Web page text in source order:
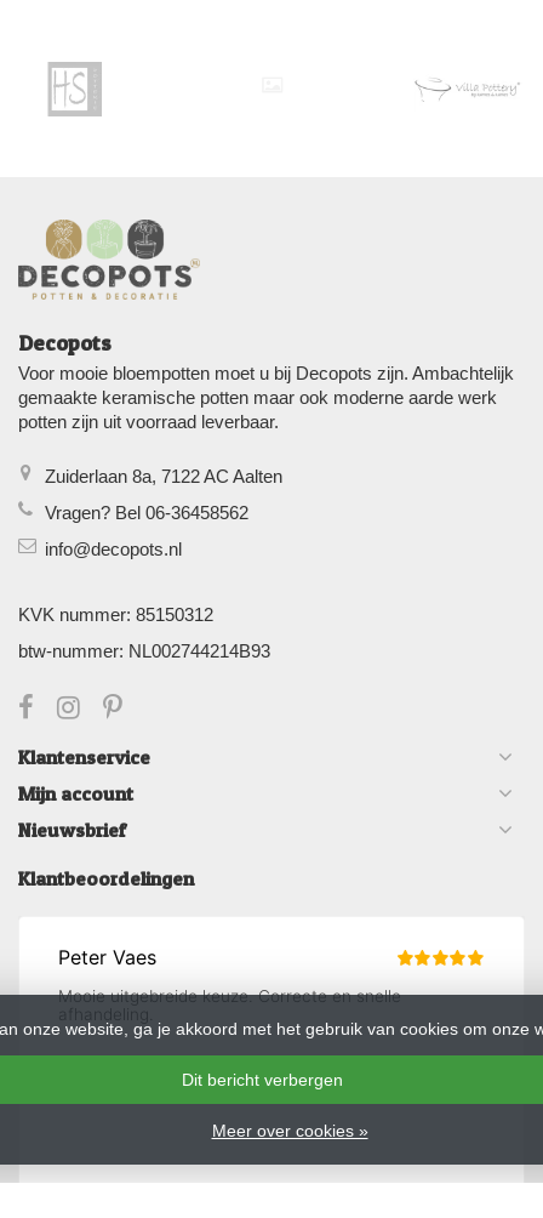
Decopots
Voor mooie bloempotten moet u bij Decopots zijn. Ambachtelijk
gemaakte keramische potten maar ook moderne aarde werk
potten zijn uit voorraad leverbaar.
Zuiderlaan 8a, 7122 AC Aalten
Vragen? Bel 06-36458562
info@decopots.nl
KVK nummer: 85150312
btw-nummer: NL002744214B93
Klantenservice
Mijn account
Nieuwsbrief
Klantbeoordelingen
onze website, ga je akkoord met het gebruik van cookies om onze
Dit bericht verbergen
Meer over cookies »